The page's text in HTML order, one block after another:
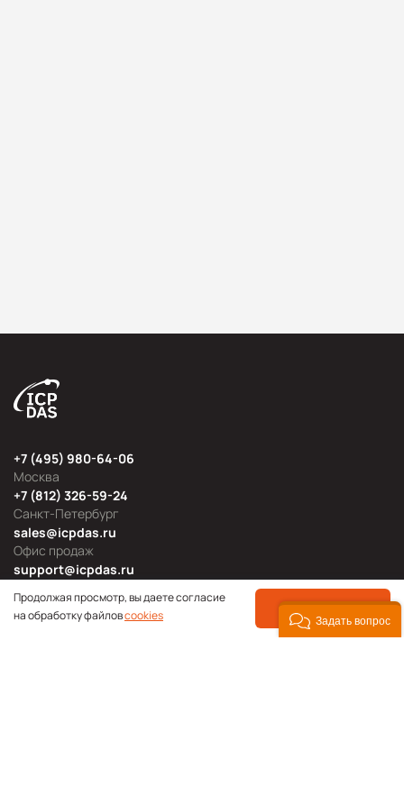
Москва
+7 (495) 980-64-06
Офис продаж
sales@icpdas.ru
Санкт-Петербург
+7 (812) 326-59-24
support@icpdas.ru
Продолжая просмотр, вы даете согласие
на обработку файловcookies ПРИНЯТЬ
Задать вопрос